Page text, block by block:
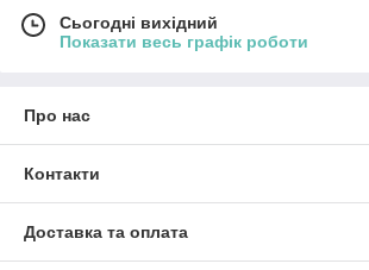
Сьогодні вихідний
Показати весь графік роботи
Про нас
Контакти
Доставка та оплата